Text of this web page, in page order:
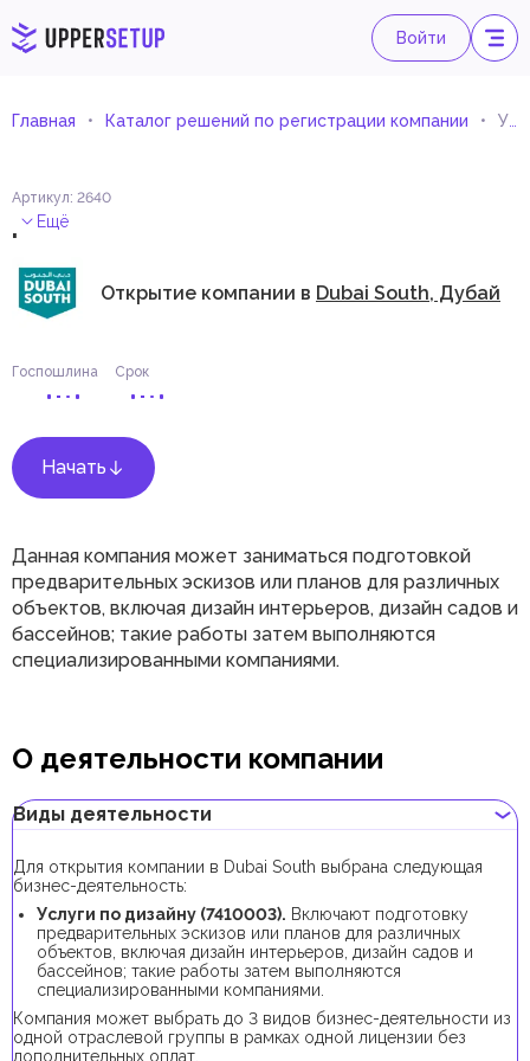
Войти
Главная Каталог решений по регистрации компании Услуги по дизайну
Артикул: 2640
. Ещё
Открытие компании в Dubai South, Дубай
Госпошлина Срок
Начать
Данная компания может заниматься подготовкой
предварительных эскизов или планов для различных
объектов, включая дизайн интерьеров, дизайн садов и
бассейнов; такие работы затем выполняются
специализированными компаниями.
О деятельности компании
Виды деятельности
Для открытия компании в Dubai South выбрана следующая
бизнес-деятельность:
Услуги по дизайну (7410003). Включают подготовку
предварительных эскизов или планов для различных
объектов, включая дизайн интерьеров, дизайн садов и
бассейнов; такие работы затем выполняются
специализированными компаниями.
Компания может выбрать до 3 видов бизнес-деятельности из
одной отраслевой группы в рамках одной лицензии без
дополнительных оплат.